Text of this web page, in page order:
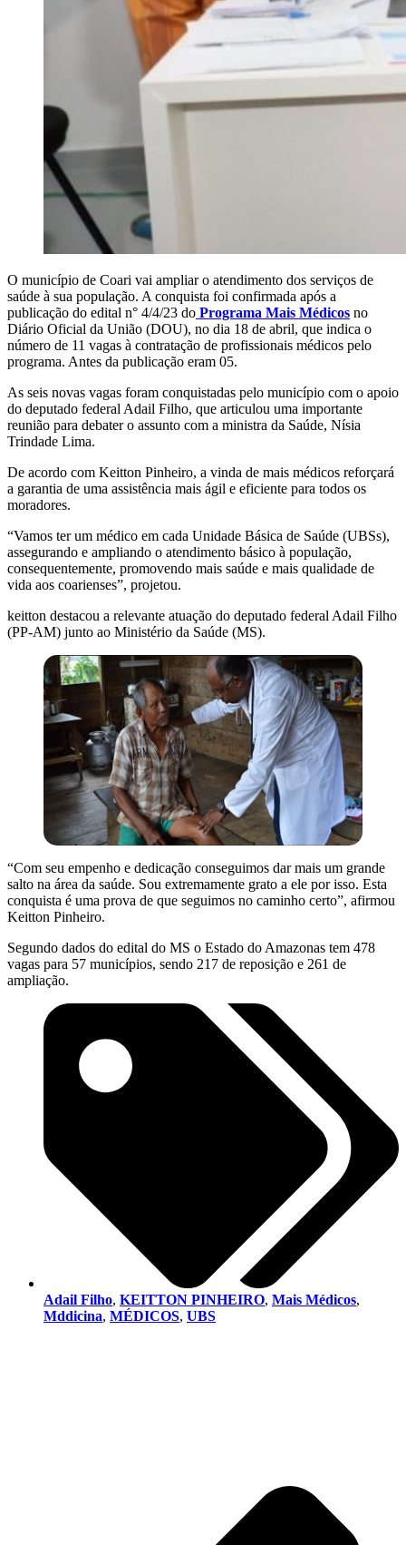
O município de Coari vai ampliar o atendimento dos serviços de
saúde à sua população. A conquista foi confirmada após a
publicação do edital n° 4/4/23 do Programa Mais Médicos no
Diário Oficial da União (DOU), no dia 18 de abril, que indica o
número de 11 vagas à contratação de profissionais médicos pelo
programa. Antes da publicação eram 05.
As seis novas vagas foram conquistadas pelo município com o apoio
do deputado federal Adail Filho, que articulou uma importante
reunião para debater o assunto com a ministra da Saúde, Nísia
Trindade Lima.
De acordo com Keitton Pinheiro, a vinda de mais médicos reforçará
a garantia de uma assistência mais ágil e eficiente para todos os
moradores.
“Vamos ter um médico em cada Unidade Básica de Saúde (UBSs),
assegurando e ampliando o atendimento básico à população,
consequentemente, promovendo mais saúde e mais qualidade de
vida aos coarienses”, projetou.
keitton destacou a relevante atuação do deputado federal Adail Filho
(PP-AM) junto ao Ministério da Saúde (MS).
“Com seu empenho e dedicação conseguimos dar mais um grande
salto na área da saúde. Sou extremamente grato a ele por isso. Esta
conquista é uma prova de que seguimos no caminho certo”, afirmou
Keitton Pinheiro.
Segundo dados do edital do MS o Estado do Amazonas tem 478
vagas para 57 municípios, sendo 217 de reposição e 261 de
ampliação.
Adail Filho, KEITTON PINHEIRO, Mais Médicos,
Mddicina, MÉDICOS, UBS